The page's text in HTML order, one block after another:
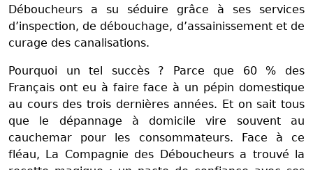
Déboucheurs a su séduire grâce à ses services
d’inspection, de débouchage, d’assainissement et de
curage des canalisations.
Pourquoi un tel succès ? Parce que 60 % des
Français ont eu à faire face à un pépin domestique
au cours des trois dernières années. Et on sait tous
que le dépannage à domicile vire souvent au
cauchemar pour les consommateurs. Face à ce
fléau, La Compagnie des Déboucheurs a trouvé la